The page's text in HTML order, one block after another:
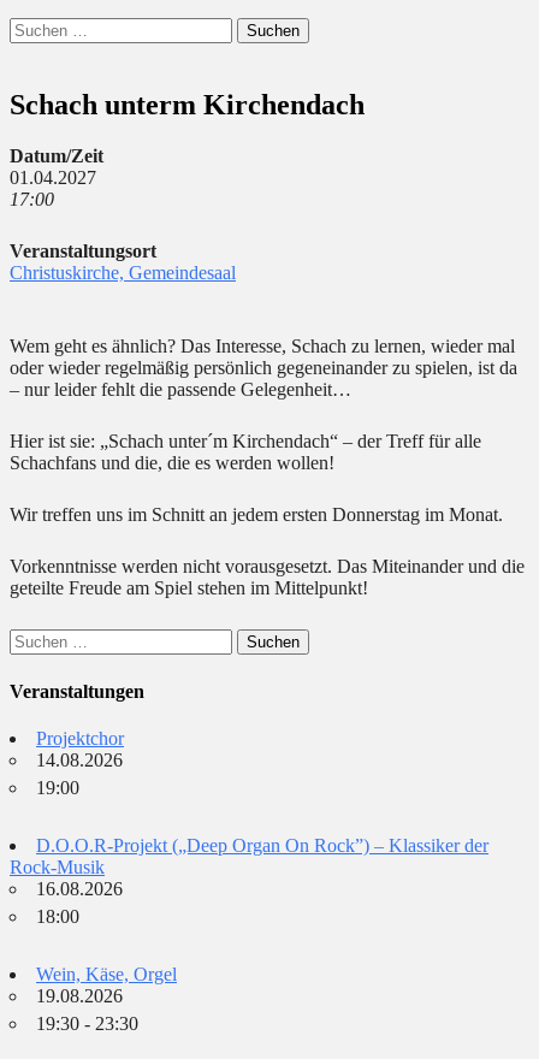
Suchen
Suchen
nach:
Schach unterm Kirchendach
Datum/Zeit
01.04.2027
17:00
Veranstaltungsort
Christuskirche, Gemeindesaal
Wem geht es ähnlich? Das Interesse, Schach zu lernen, wieder mal
oder wieder regelmäßig persönlich gegeneinander zu spielen, ist da
– nur leider fehlt die passende Gelegenheit…
Hier ist sie: „Schach unter´m Kirchendach“ – der Treff für alle
Schachfans und die, die es werden wollen!
Wir treffen uns im Schnitt an jedem ersten Donnerstag im Monat.
Vorkenntnisse werden nicht vorausgesetzt. Das Miteinander und die
geteilte Freude am Spiel stehen im Mittelpunkt!
Suchen
nach:
Veranstaltungen
Projektchor
14.08.2026
19:00
D.O.O.R-Projekt („Deep Organ On Rock”) – Klassiker der
Rock-Musik
16.08.2026
18:00
Wein, Käse, Orgel
19.08.2026
19:30 - 23:30